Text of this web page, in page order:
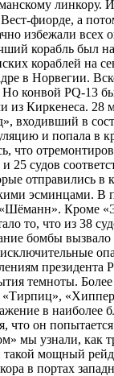
фиорде, а
избежали
корабль был
кораблей на
в Норвегии.
конвой PQ-
Киркенеса.
входивший в
и попала в
что
судов
отправились
эсминцами.
Кроме
что из 38
бомбы
президента
темноты.
в наиболее
он
мы узнали,
мощный
в портах